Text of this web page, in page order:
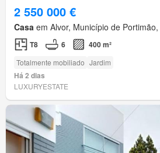
2 550 000 €
Casa em Alvor, Município de
T8 6 400 m²
Totalmente mobiliado Jardim
Há 2 dias
LUXURYESTATE